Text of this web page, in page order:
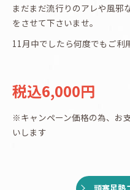
まだまだ流行りのアレや風邪
をさせて下さいませ。
11月中でしたら何度でもご利
税込6,000円
※キャンペーン価格の為、お
いします